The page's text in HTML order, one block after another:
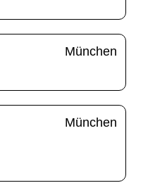
München
München